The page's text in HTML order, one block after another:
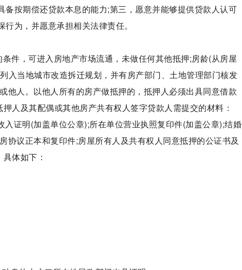
按期偿还贷款本息的能力;第三，愿意并能够提供贷款人认可
为，并愿意承担相关法律责任。
件，可进入房地产市场流通，未做任何其他抵押;房龄(从房屋
入当地城市改造拆迁规划，并有房产部门、土地管理部门核发
他人。以他人所有的房产做抵押的，抵押人必须出具同意借款
人及其配偶或其他房产共有权人签字贷款人需提交的材料：
证明(加盖单位公章);所在单位营业执照复印件(加盖公章);结婚
协议正本和复印件;房屋所有人及共有权人同意抵押的公证书及
体如下：